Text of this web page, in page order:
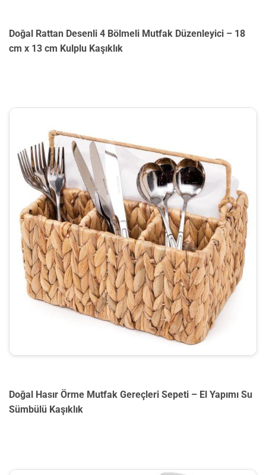
Doğal Rattan Desenli 4 Bölmeli Mutfak Düzenleyici – 18
cm x 13 cm Kulplu Kaşıklık
Doğal Hasır Örme Mutfak Gereçleri Sepeti – El Yapımı Su
Sümbülü Kaşıklık